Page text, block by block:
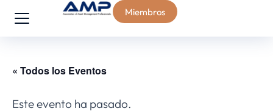
Miembros
« Todos los Eventos
Este evento ha pasado.